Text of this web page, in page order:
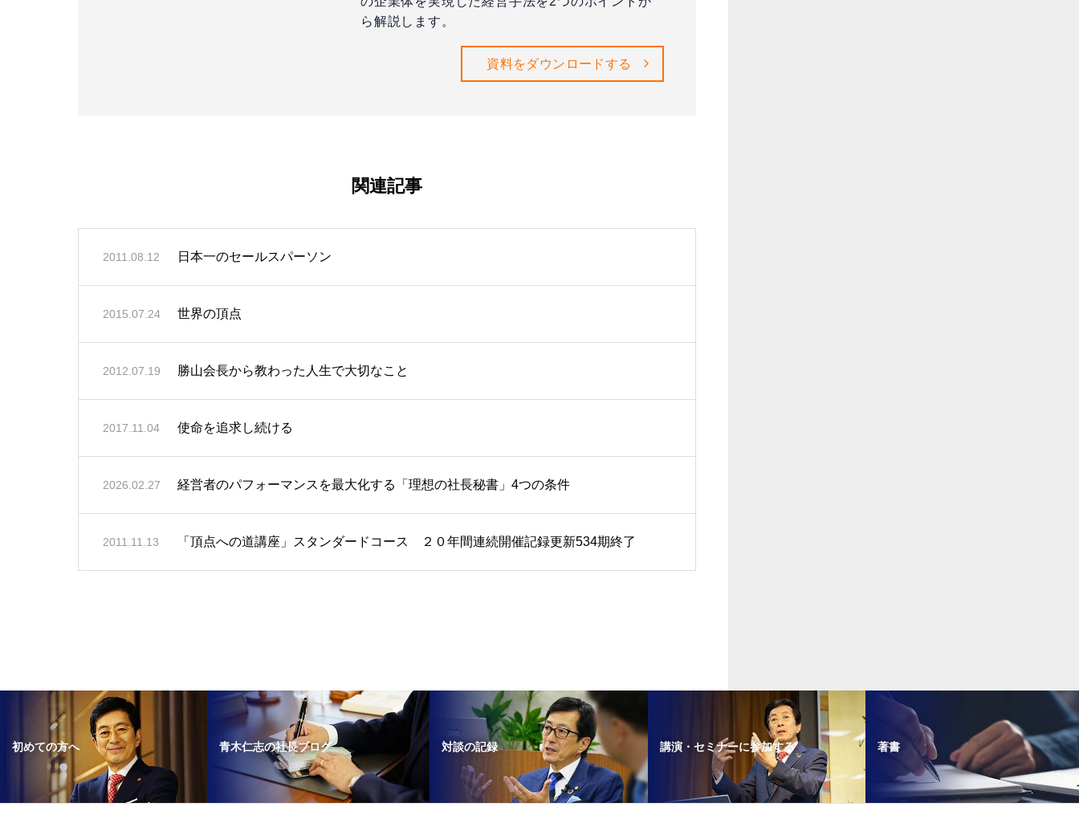
ら解説します。
資料をダウンロードする
関連記事
2011.08.12 日本一のセールスパーソン
2015.07.24 世界の頂点
2012.07.19 勝山会長から教わった人生で大切なこと
2017.11.04 使命を追求し続ける
2026.02.27 経営者のパフォーマンスを最大化する「理想の社長秘書」4つの条件
2011.11.13 「頂点への道講座」スタンダードコース ２０年間連続開催記録更新534期終了
初めての方へ 青木仁志の社長ブログ 対談の記録 講演・セミナーに参加する 著書